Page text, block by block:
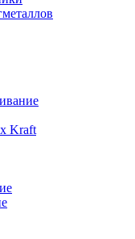
Kraft